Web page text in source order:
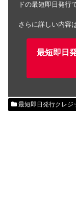
ドの最短即日発行
さらに詳しい内容
最短即日
最短即日発行クレジ